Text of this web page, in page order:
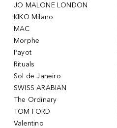
JO MALONE LONDON
KIKO Milano
MAC
Morphe
Payot
Rituals
Sol de Janeiro
SWISS ARABIAN
The Ordinary
TOM FORD
Valentino